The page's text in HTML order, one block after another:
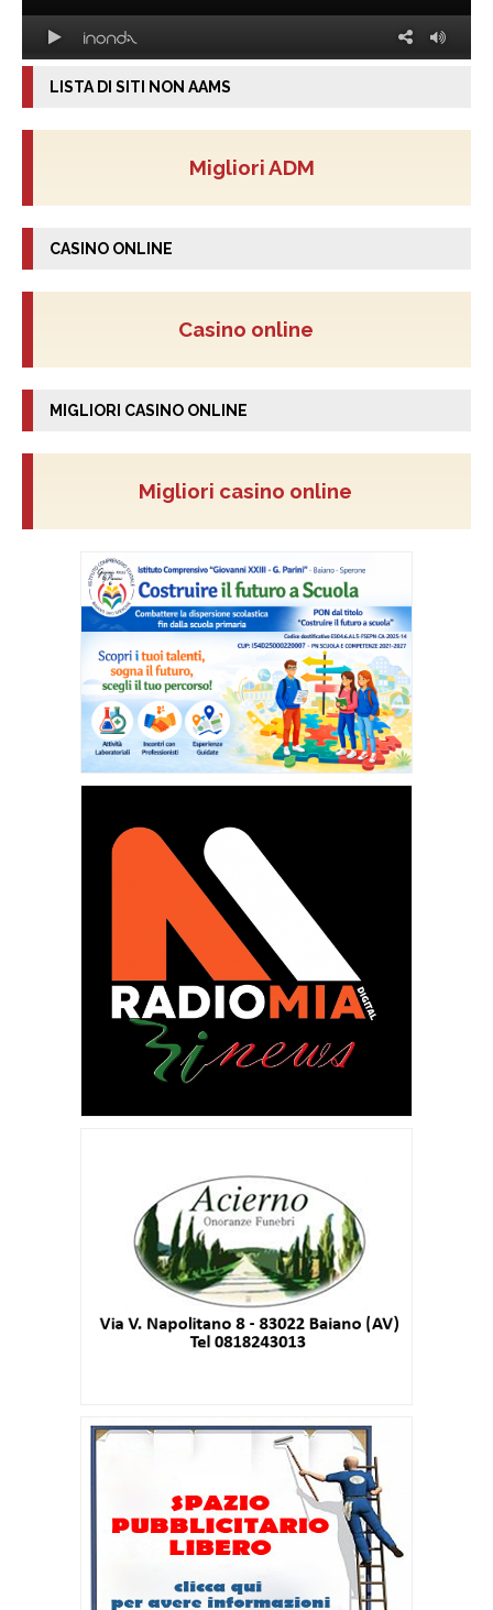
LISTA DI SITI NON AAMS
Migliori ADM
CASINO ONLINE
Casino online
MIGLIORI CASINO ONLINE
Migliori casino online